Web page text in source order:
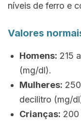
níveis de ferro e
Valores
Homens: 215
(mg/dl).
Mulheres:
decilitro (mg/
Crianças: 200